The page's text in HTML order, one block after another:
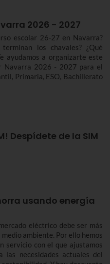
2026 - 2027
escolar 26-27 en Navarra?
los chavales? ¿Qué
ayudamos a organizarte este
Navarra 2026 - 2027 para el
Primaria, ESO, Bachillerato
Despídete de la SIM
usando energía
eléctrico debe ser más
ambiente. Por ello hemos
servicio con el que ajustamos
necesidades actuales del